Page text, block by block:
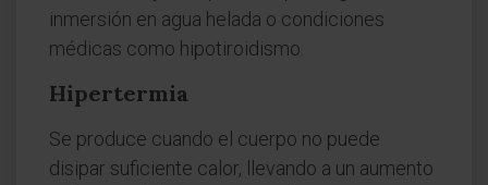
inmersión en agua helada o condiciones
médicas como hipotiroidismo.
Hipertermia
Se produce cuando el cuerpo no puede
disipar suficiente calor, llevando a un aumento